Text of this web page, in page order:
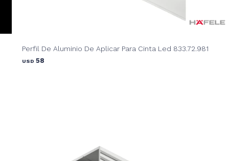
Perfil De Aluminio De Aplicar Para Cinta Led 833.72.981
USD 58